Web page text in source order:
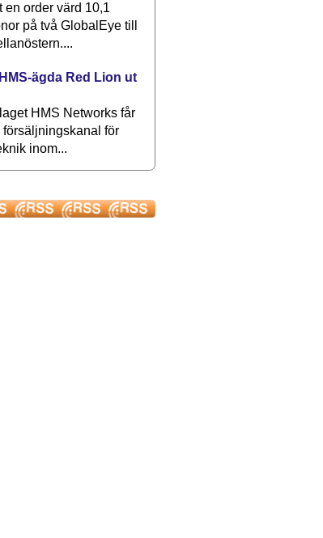
en order värd 10,1
på två GlobalEye till
ägda Red Lion ut
HMS Networks får
för
inom...